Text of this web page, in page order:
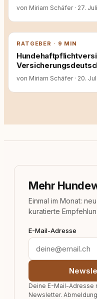
von Miriam Schäfer · 27.
RATGEBER · 9 MIN
von Miriam Schäfer · 20.
Mehr
Einmal im Monat:
kuratierte
E-Mail-Adresse
Deine E-Mail-Adresse
Newsletter.